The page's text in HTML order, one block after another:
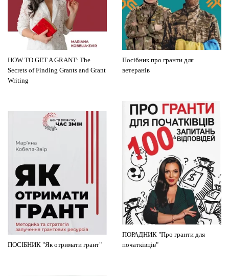
HOW TO GET A GRANT: The
Secrets of Finding Grants and Grant
Writing
Посібник про гранти для
ветеранів
ПОРАДНИК "Про гранти для
початківців"
ПОСІБНИК "Як отримати грант"